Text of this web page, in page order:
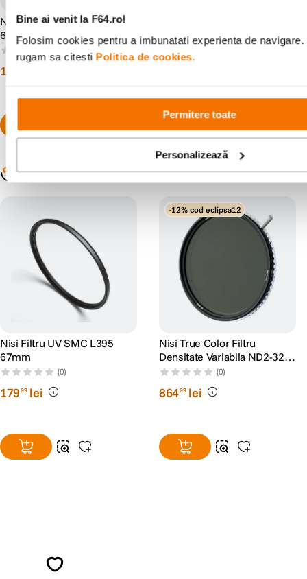
Bine ai venit la F64.ro!
Folosim cookies pentru a imbunatati experienta de
rugam sa citesti Politica de cookies.
Permitere toate
Personalizează
Nisi Filtru UV SMC L395
67mm
179
Densitate Variabila ND2-32
82mm
Populare în aceeași categorie
Nisi Filtru UV SMC L395
67mm
(0)
17999 lei
-12% cod eclipsa12
Nisi True Color Filtru
Densitate Variabila ND2-32
67mm
(0)
86499 lei